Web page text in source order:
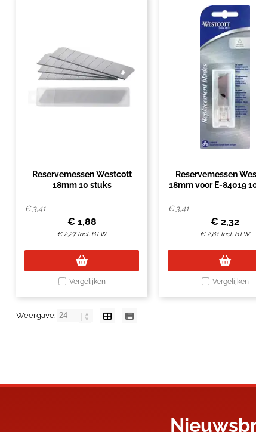
Reservemessen Westcott
18mm 10 stuks
€3,41
€ 1,88
€2,27 Incl. BTW
Vergelijken
Reservemessen
18mm voor E-84019
€3,41
€ 2,32
€2,81 Incl. BTW
Vergelijken
Weergave: